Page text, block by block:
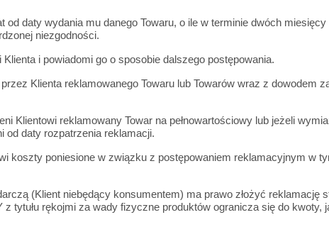
daty wydania mu danego Towaru, o ile w terminie dwóch
niezgodności.
i powiadomi go o sposobie dalszego postępowania.
Klienta reklamowanego Towaru lub Towarów wraz z dowodem
Klientowi reklamowany Towar na pełnowartościowy lub jeżeli
od daty rozpatrzenia reklamacji.
koszty poniesione w związku z postępowaniem reklamacyjnym w
(Klient niebędący konsumentem) ma prawo złożyć reklamację
rękojmi za wady fizyczne produktów ogranicza się do kwoty,